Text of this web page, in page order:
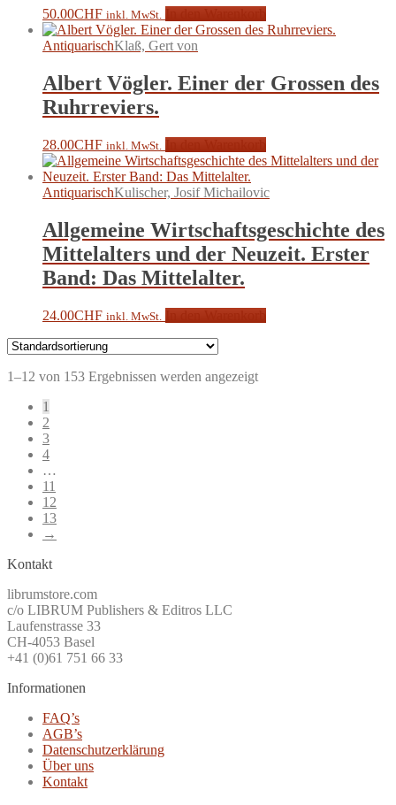
50.00CHF inkl. MwSt.
AntiquarischKlaß, Gert von
Albert Vögler. Einer der Grossen des
Ruhrreviers.
28.00CHF inkl. MwSt.
AntiquarischKulischer, Josif Michailovic
Allgemeine Wirtschaftsgeschichte des
Mittelalters und der Neuzeit. Erster
Band: Das Mittelalter.
24.00CHF inkl. MwSt.
1–12 von 153 Ergebnissen werden angezeigt
1
2
3
4
…
11
12
13
→
Kontakt
librumstore.com
c/o LIBRUM Publishers & Editros LLC
Laufenstrasse 33
CH-4053 Basel
+41 (0)61 751 66 33
Informationen
FAQ’s
AGB’s
Datenschutzerklärung
Über uns
Kontakt